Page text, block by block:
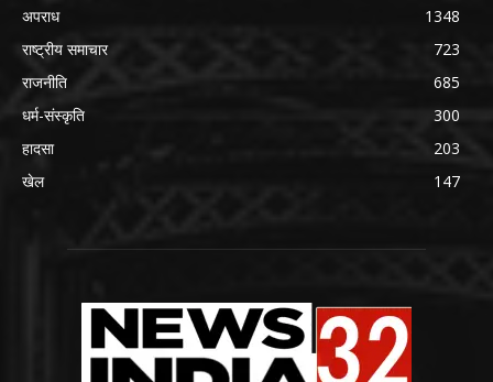
अपराध
1348
राष्ट्रीय समाचार
723
राजनीति
685
धर्म-संस्कृति
300
हादसा
203
खेल
147